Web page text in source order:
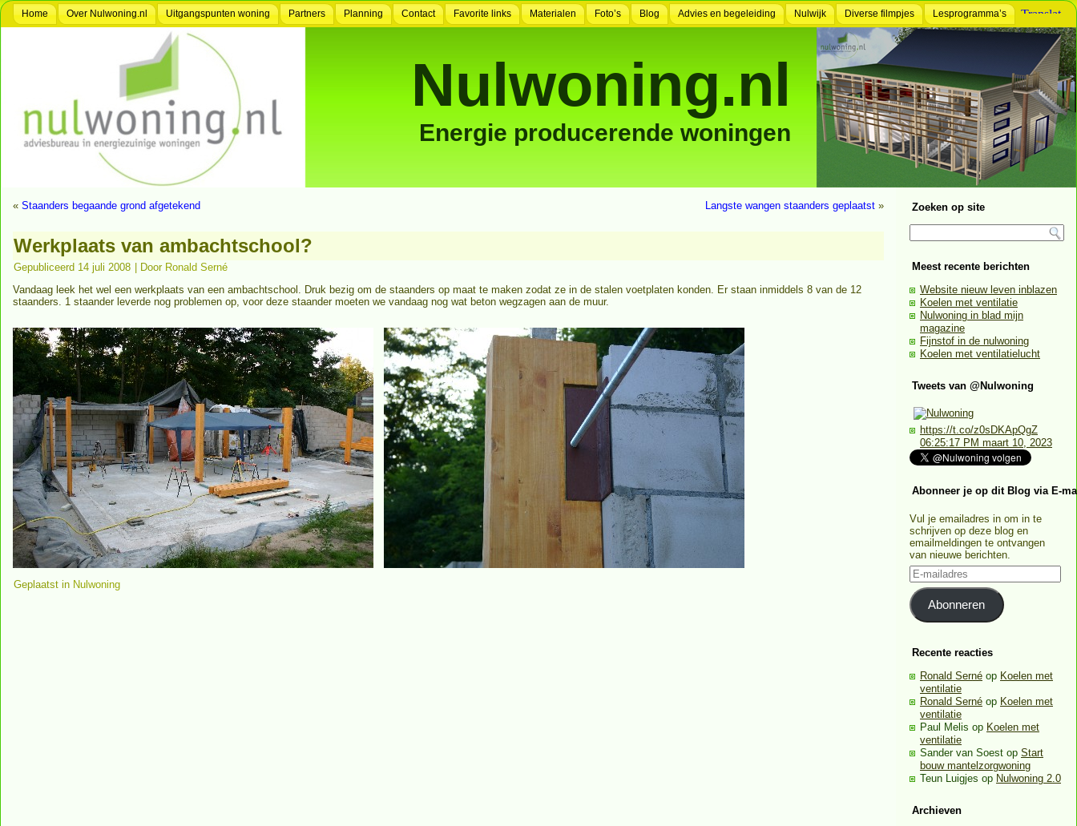
Home Over Nulwoning.nl Uitgangspunten woning Partners Planning Contact Favorite links Materialen Foto’s Blog Advies en begeleiding Nulwijk Diverse filmpjes Lesprogramma’s
Nulwoning.nl
Energie producerende woningen
« Staanders begaande grond afgetekend Langste wangen staanders geplaatst »
Werkplaats van ambachtschool?
Gepubliceerd 14 juli 2008 Door Ronald Serné
Vandaag leek het wel een werkplaats van een ambachtschool. Druk bezig om de staanders op maat te maken zodat ze in de stalen voetplaten konden. Er staan inmiddels 8 van de 12
staanders. 1 staander leverde nog problemen op, voor deze staander moeten we vandaag nog wat beton wegzagen aan de muur.
Geplaatst in Nulwoning
Zoeken op site
Meest recente berichten
Website nieuw leven inblazen
Koelen met ventilatie
Nulwoning in blad mijn
magazine
Fijnstof in de nulwoning
Koelen met ventilatielucht
Tweets van @Nulwoning
https://t.co/z0sDKApQgZ
06:25:17 PM maart 10, 2023
Abonneer je op dit Blog via E-
Vul je emailadres in om in te
schrijven op deze blog en
emailmeldingen te ontvangen
van nieuwe berichten.
E-
mailadres
Abonneren
Recente reacties
Ronald Serné op Koelen met
ventilatie
Ronald Serné op Koelen met
ventilatie
Paul Melis op Koelen met
ventilatie
Sander van Soest op Start
bouw mantelzorgwoning
Teun Luigjes op Nulwoning 2.0
Archieven